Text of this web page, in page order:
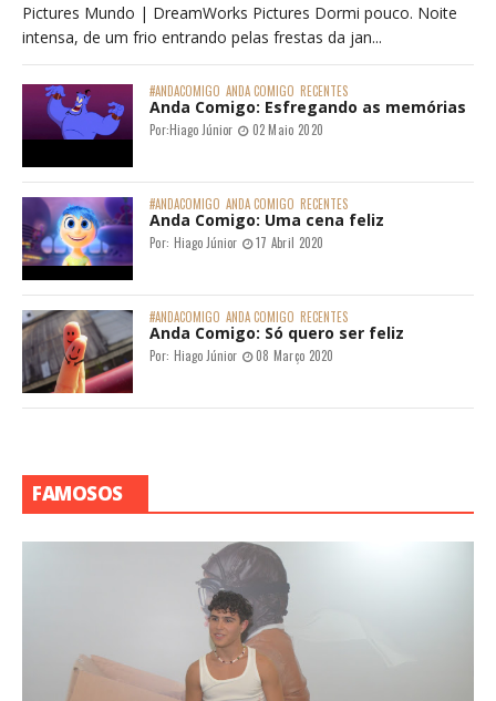
Pictures Mundo | DreamWorks Pictures Dormi pouco. Noite
intensa, de um frio entrando pelas frestas da jan...
#ANDACOMIGO ANDA COMIGO RECENTES
Anda Comigo: Esfregando as memórias
Por:Hiago Júnior 02 Maio 2020
#ANDACOMIGO ANDA COMIGO RECENTES
Anda Comigo: Uma cena feliz
Por: Hiago Júnior 17 Abril 2020
#ANDACOMIGO ANDA COMIGO RECENTES
Anda Comigo: Só quero ser feliz
Por: Hiago Júnior 08 Março 2020
FAMOSOS